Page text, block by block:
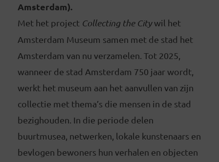
Amsterdam).
Met het project Collecting the Citywil het
Amsterdam Museum samen met de stad het
Amsterdam van nu verzamelen. Tot 2025,
wanneer de stad Amsterdam 750 jaar wordt,
werkt het museum aan het aanvullen van zijn
collectie met thema’s die mensen in de stad
bezighouden. In die periode delen
buurtmusea, netwerken, lokale kunstenaars en
bevlogen bewoners hun verhalen en objecten